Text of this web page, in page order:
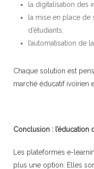
la digitalisation des
la mise en place de
d’étudiants,
l’automatisation de
Chaque solution est
marché éducatif ivoirien
Conclusion : l’éducation
Les plateformes e-
plus une option. Elles